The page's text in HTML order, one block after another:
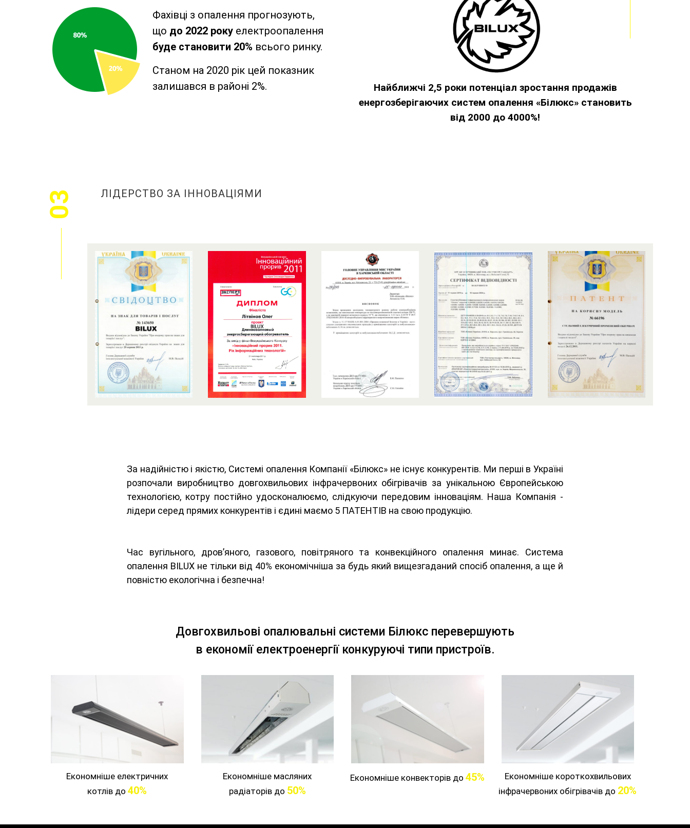
Фахівці з опалення прогнозують,
що до 2022 року електроопалення
буде становити 20% всього ринку.
Станом на 2020 рік цей показник
залишався в районі 2%.
Найближчі 2,5 роки потенціал зростання продажів
енергозберігаючих систем опалення «Білюкс» становить
від 2000 до 4000%!
03 ЛІДЕРСТВО ЗА ІННОВАЦІЯМИ
За надійністю і якістю, Системі опалення Компанії «Білюкс» не існує конкурентів. Ми перші в Україні
розпочали виробництво довгохвильових інфрачервоних обігрівачів за унікальною Європейською
технологією, котру постійно удосконалюємо, слідкуючи передовим інноваціям. Наша Компанія -
лідери серед прямих конкурентів і єдині маємо 5 ПАТЕНТІВ на свою продукцію.
Час вугільного, дров’яного, газового, повітряного та конвекційного опалення минає. Система
опалення BILUX не тільки від 40% економічніша за будь який вищезгаданий спосіб опалення, а ще й
повністю екологічна і безпечна!
Довгохвильові опалювальні системи Білюкс перевершують
в економії електроенергії конкуруючі типи пристроїв.
Економніше електричних
котлів до40%
Економніше масляних
радіаторів до 50%
Економніше конвекторів до45%
Економніше короткохвильових
інфрачервоних обігрівачів до 20%